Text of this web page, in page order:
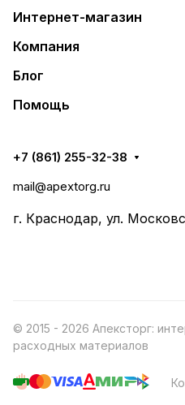
Интернет-магазин
Компания
Блог
Помощь
+7 (861) 255-32-38
mail@apextorg.ru
г. Краснодар, ул.
© 2015 - 2026 Апексторг:
расходных материалов